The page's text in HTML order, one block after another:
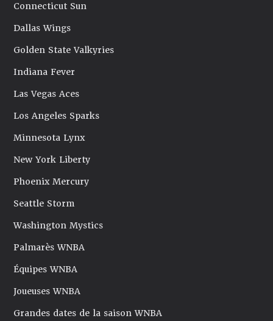
Connecticut Sun
Dallas Wings
Golden State Valkyries
Indiana Fever
Las Vegas Aces
Los Angeles Sparks
Minnesota Lynx
New York Liberty
Phoenix Mercury
Seattle Storm
Washington Mystics
Palmarès WNBA
Équipes WNBA
Joueuses WNBA
Grandes dates de la saison WNBA